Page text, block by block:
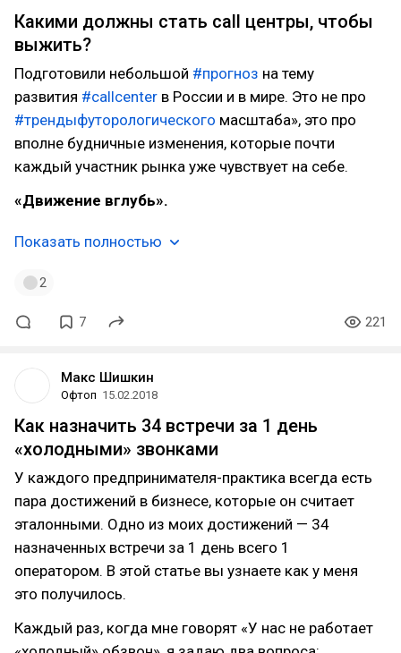
Какими должны стать call центры, чтобы
выжить?
Подготовили небольшой #прогноз на тему
развития #callcenter в России и в мире. Это не про
#трендыфуторологического масштаба», это про
вполне будничные изменения, которые почти
каждый участник рынка уже чувствует на себе.
«Движение вглубь».
Показать полностью
2
7 221
Макс Шишкин
Офтоп 15.02.2018
Как назначить 34 встречи за 1 день
«холодными» звонками
У каждого предпринимателя-практика всегда есть
пара достижений в бизнесе, которые он считает
эталонными. Одно из моих достижений — 34
назначенных встречи за 1 день всего 1
оператором. В этой статье вы узнаете как у меня
это получилось.
Каждый раз, когда мне говорят «У нас не работает